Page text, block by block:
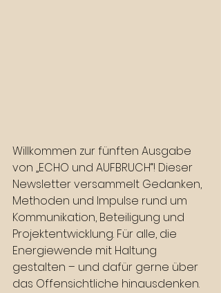
Willkommen zur fünften Ausgabe
von „ECHO und AUFBRUCH“! Dieser
Newsletter versammelt Gedanken,
Methoden und Impulse rund um
Kommunikation, Beteiligung und
Projektentwicklung. Für alle, die
Energiewende mit Haltung
gestalten – und dafür gerne über
das Offensichtliche hinausdenken.